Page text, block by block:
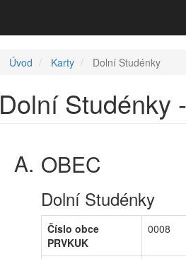
Úvod Karty Dolní Studénky
Dolní Studénky
OBEC
Dolní Studénky
Číslo obce
PRVKUK
0008